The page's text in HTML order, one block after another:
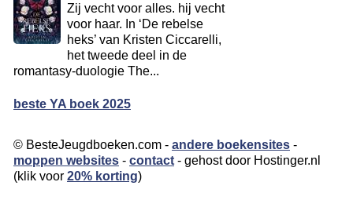
Zij vecht voor alles. hij vecht
voor haar. In ‘De rebelse
heks’ van Kristen Ciccarelli,
het tweede deel in de
romantasy-duologie The...
beste YA boek 2025
© BesteJeugdboeken.com - andere boekensites -
moppen websites - contact - gehost door Hostinger.nl
(klik voor 20% korting)